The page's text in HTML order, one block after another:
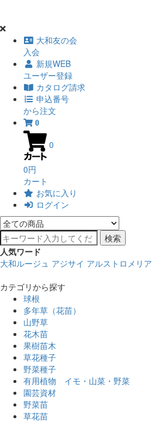
大和友の会
入会
新規WEB
ユーザー登録
カタログ請求
申込番号
から注文
0
0
0円
カート
お気に入り
ログイン
検索
人気ワード
大和ルージュ アジサイ アルストロメリア
カテゴリから探す
球根
多年草（花苗）
山野草
花木苗
果樹苗木
草花種子
野菜種子
有用植物 イモ・山菜・野菜
園芸資材
野菜苗
草花苗